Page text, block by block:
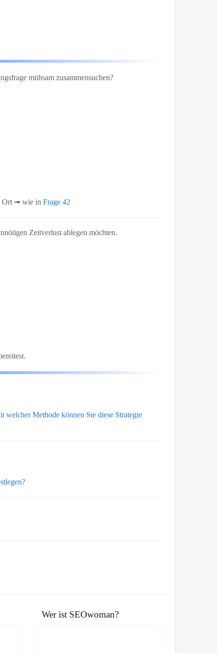
mühsam zusammensuchen?
Ort ➟ wie in Frage 42
Zeitverlust ablegen möchten.
welcher Methode können Sie diese Strategie
Wer ist SEOwoman?